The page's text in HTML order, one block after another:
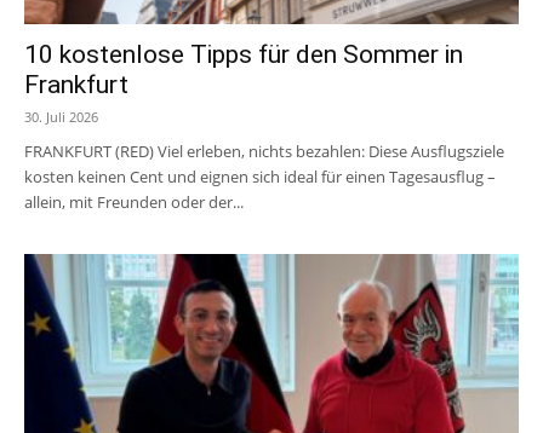
10 kostenlose Tipps für den Sommer in
Frankfurt
30. Juli 2026
FRANKFURT (RED) Viel erleben, nichts bezahlen: Diese Ausflugsziele
kosten keinen Cent und eignen sich ideal für einen Tagesausflug –
allein, mit Freunden oder der...